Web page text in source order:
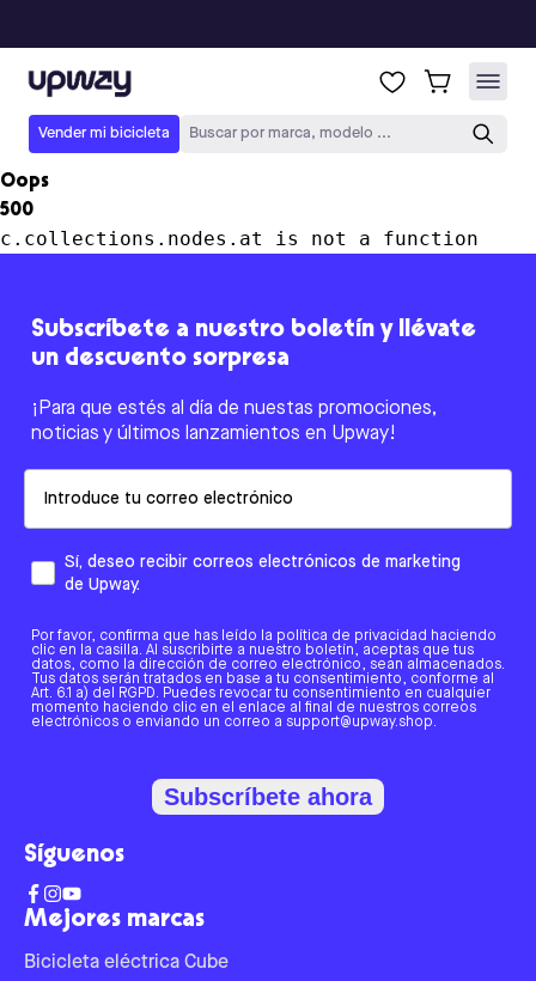
Upway
Vender mi bicicleta Buscar por marca, modelo ...
Oops
500
c.collections.nodes.at is not a function
Mejores marcas
Bicicleta eléctrica Cube
Subscríbete a nuestro boletín y llévate
un descuento sorpresa
¡Para que estés al día de nuestas promociones,
noticias y últimos lanzamientos en Upway!
Sí, deseo recibir correos electrónicos de marketing
de Upway.
Por favor, confirma que has leído la política de privacidad haciendo
clic en la casilla. Al suscribirte a nuestro boletín, aceptas que tus
datos, como la dirección de correo electrónico, sean almacenados.
Tus datos serán tratados en base a tu consentimiento, conforme al
Art. 6.1 a) del RGPD. Puedes revocar tu consentimiento en cualquier
momento haciendo clic en el enlace al final de nuestros correos
electrónicos o enviando un correo a support@upway.shop.
Subscríbete ahora
Síguenos